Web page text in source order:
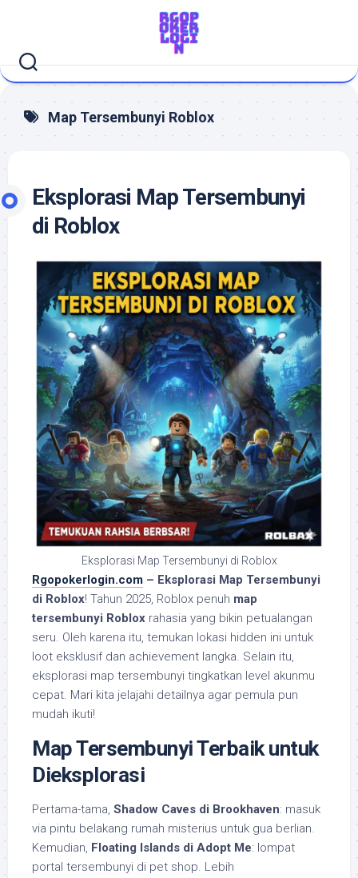
Map Tersembunyi Roblox
Eksplorasi Map Tersembunyi
di Roblox
Eksplorasi Map Tersembunyi di Roblox
Rgopokerlogin.com – Eksplorasi Map Tersembunyi
di Roblox! Tahun 2025, Roblox penuh map
tersembunyi Roblox rahasia yang bikin petualangan
seru. Oleh karena itu, temukan lokasi hidden ini untuk
loot eksklusif dan achievement langka. Selain itu,
eksplorasi map tersembunyi tingkatkan level akunmu
cepat. Mari kita jelajahi detailnya agar pemula pun
mudah ikuti!
Map Tersembunyi Terbaik untuk
Dieksplorasi
Pertama-tama, Shadow Caves di Brookhaven: masuk
via pintu belakang rumah misterius untuk gua berlian.
Kemudian, Floating Islands di Adopt Me: lompat
portal tersembunyi di pet shop. Lebih